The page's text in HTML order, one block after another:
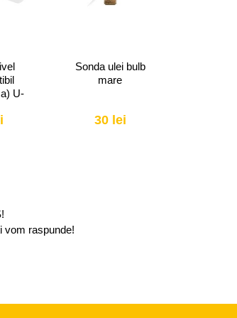
Arbore cotit pe
simering forjat U-
1290 lei
vom raspunde!